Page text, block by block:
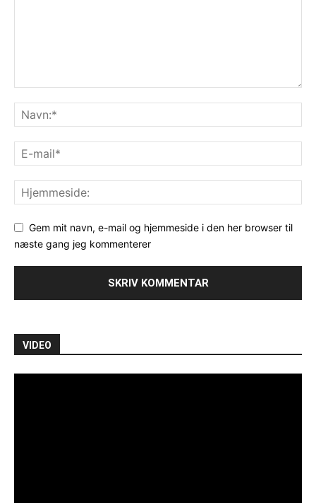
Gem mit navn, e-mail og hjemmeside i den her browser til
næste gang jeg kommenterer
VIDEO